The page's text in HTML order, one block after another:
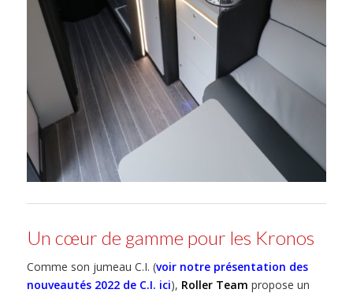
Un cœur de gamme pour les Kronos
Comme son jumeau C.I. (voir notre présentation des
nouveautés 2022 de C.I. ici), Roller Team propose un